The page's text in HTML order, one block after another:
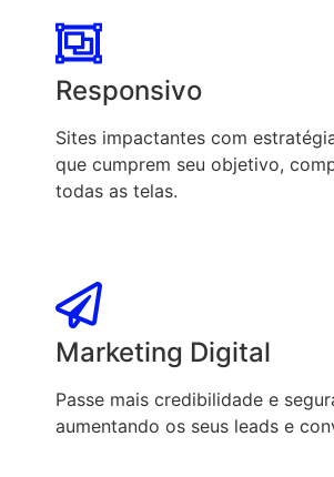
Responsivo
Sites impactantes com
que cumprem seu objetivo,
todas as telas.
Marketing Digital
Passe mais credibilidade e
aumentando os seus leads e